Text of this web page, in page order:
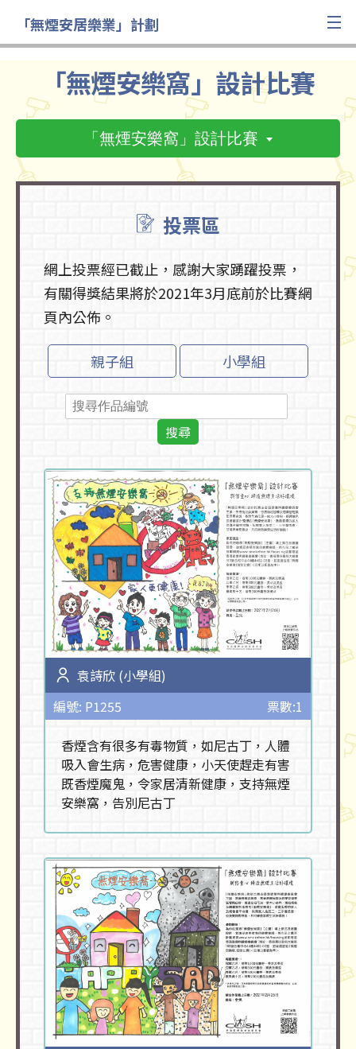
「無煙安居樂業」計劃
「無煙安樂窩」設計比賽
「無煙安樂窩」設計比賽
投票區
網上投票經已截止，感謝大家踴躍投票，
有關得獎結果將於2021年3月底前於比賽網
頁內公佈。
親子組 小學組
搜尋
袁詩欣 (小學組)
編號: P1255
票數:1
香煙含有很多有毒物質，如尼古丁，人體
吸入會生病，危害健康，小天使趕走有害
既香煙魔鬼，令家居清新健康，支持無煙
安樂窩，告別尼古丁